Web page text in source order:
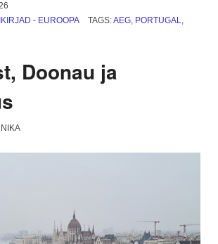
ja
- EUROOPA TAGS:AEG, PORTUGAL,
Doonau ja